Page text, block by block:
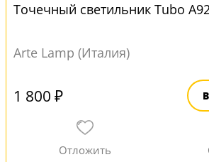
Точечный светильник Tubo
Arte Lamp (Италия)
1 800 ₽